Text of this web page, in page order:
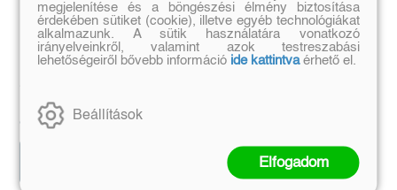
Rozsdaerdő
(E-könyv)
Eredeti ár:
4 199 Ft
Multikatona
(E-könyv)
Kosárba
megjelenítése és a böngészési élmény biztosítása
érdekében sütiket (cookie), illetve egyéb technológiákat
alkalmazunk. A sütik használatára vonatkozó
irányelveinkről, valamint azok testreszabási
lehetőségeiről bővebb információ ide kattintvaérhető el.
Beállítások
Elfogadom